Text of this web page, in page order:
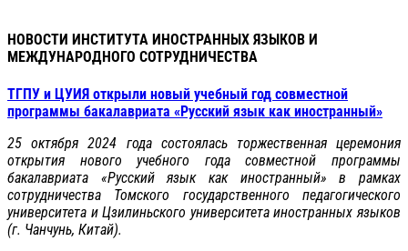
НОВОСТИ ИНСТИТУТА ИНОСТРАННЫХ ЯЗЫКОВ И
МЕЖДУНАРОДНОГО СОТРУДНИЧЕСТВА
ТГПУ и ЦУИЯ открыли новый учебный год совместной
программы бакалавриата «Русский язык как иностранный»
25 октября 2024 года состоялась торжественная церемония
открытия нового учебного года совместной программы
бакалавриата «Русский язык как иностранный» в рамках
сотрудничества Томского государственного педагогического
университета и Цзилиньского университета иностранных языков
(г. Чанчунь, Китай).